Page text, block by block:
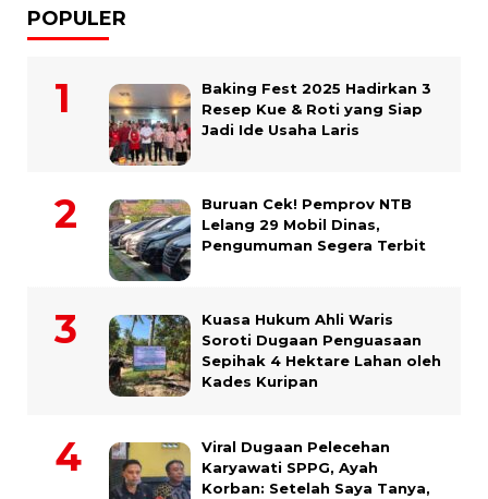
POPULER
Baking Fest 2025 Hadirkan 3
Resep Kue & Roti yang Siap
Jadi Ide Usaha Laris
Buruan Cek! Pemprov NTB
Lelang 29 Mobil Dinas,
Pengumuman Segera Terbit
Kuasa Hukum Ahli Waris
Soroti Dugaan Penguasaan
Sepihak 4 Hektare Lahan oleh
Kades Kuripan
Viral Dugaan Pelecehan
Karyawati SPPG, Ayah
Korban: Setelah Saya Tanya,